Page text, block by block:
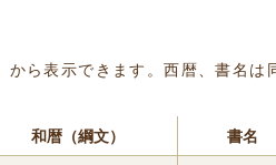
から表示できます。西暦、書名
和暦（綱文） 書名